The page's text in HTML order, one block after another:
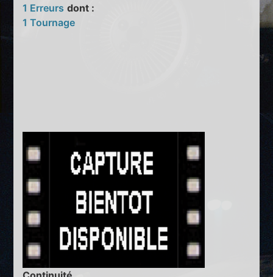
1 Erreurs dont :
1 Tournage